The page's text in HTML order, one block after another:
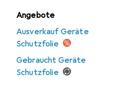
Angebote
Ausverkauf Geräte
Schutzfolie
Gebraucht Geräte
Schutzfolie